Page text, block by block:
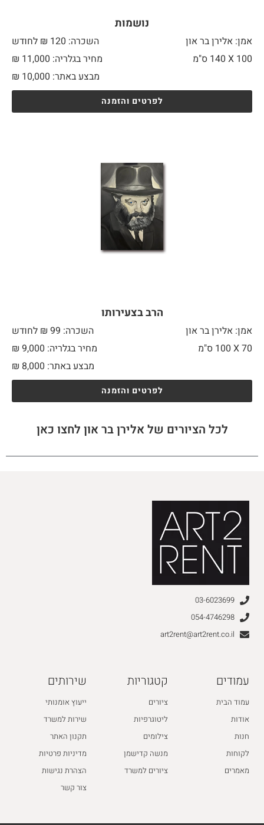
נושמות
אמן: אלירן בר און
השכרה: 120 ₪ לחודש
100 X
מחיר בגלריה: 11,000 ₪
מבצע באתר:
₪ 10,000
לפרטים והזמנה
הרב בצעירותו
אמן: אלירן בר און
השכרה: 99 ₪ לחודש
70 X
מחיר בגלריה: 9,000 ₪
מבצע באתר:
₪ 8,000
לפרטים והזמנה
לכל הציורים של אלירן בר און לחצו כאן
03-6023699
054-4746298
art2rent@art2rent.co.il
עמודים
עמוד הבית
אודות
חנות
לקוחות
מאמרים
קטגוריות
ציורים
ליטוגרפיות
צילומים
מנשה קדישמן
ציורים למשרד
שירותים
ייעוץ אומנותי
שירות למשרד
תקנון האתר
מדיניות פרטיות
הצהרת נגישות
צור קשר